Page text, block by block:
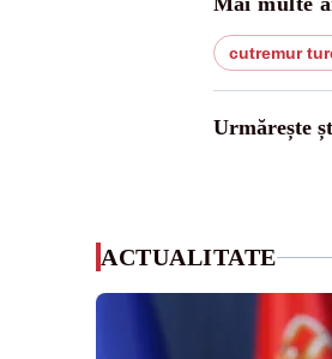
cutremur
Urmărește
ACTUALITATE